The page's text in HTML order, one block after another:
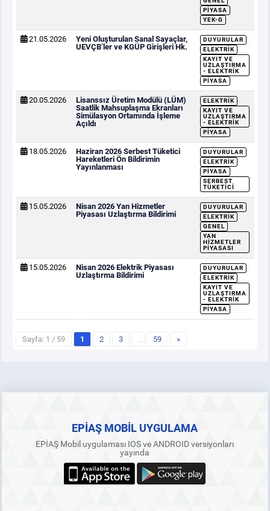
PIYASA
YEK-G
21.05.2026
Yeni Oluşturulan Sanal Sayaçlar,
UEVÇB’ler ve KGÜP Girişleri Hk.
DUYURULAR
ELEKTRIK
KAYIT VE
UZLAŞTIRMA
- ELEKTRIK
PIYASA
20.05.2026
Lisanssız Üretim Modülü (LÜM)
Saatlik Mahsuplaşma Ekranları
Simülasyon Ortamında İşleme
Açıldı
ELEKTRIK
KAYIT VE
UZLAŞTIRMA
- ELEKTRIK
PIYASA
18.05.2026
Haziran 2026 Serbest Tüketici
Hareketleri Ön Bildirimin
Yayınlanması
DUYURULAR
ELEKTRIK
PIYASA
SERBEST
TÜKETICI
15.05.2026
Nisan 2026 Yan Hizmetler
Piyasası Uzlaştırma Bildirimi
DUYURULAR
ELEKTRIK
GENEL
YAN
HIZMETLER
PIYASASI
15.05.2026
Nisan 2026 Elektrik Piyasası
Uzlaştırma Bildirimi
DUYURULAR
ELEKTRIK
KAYIT VE
UZLAŞTIRMA
- ELEKTRIK
PIYASA
Sayfa: 1 / 59 1 2 3 … 59 »
EPİAŞ MOBİL UYGULAMA
EPİAŞ Mobil uygulaması IOS ve ANDROID versiyonları
yayında